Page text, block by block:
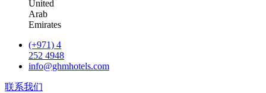
United
Arab
Emirates
(+971) 4
252 4948
info@ghmhotels.com
联系我们